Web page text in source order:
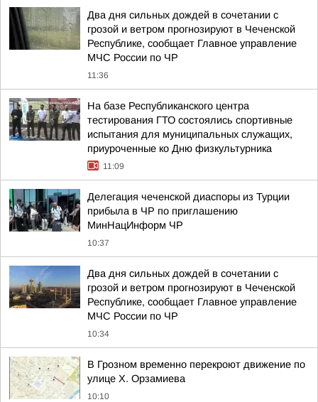
Два дня сильных дождей в сочетании с
грозой и ветром прогнозируют в Чеченской
Республике, сообщает Главное управление
МЧС России по ЧР
11:36
На базе Республиканского центра
тестирования ГТО состоялись спортивные
испытания для муниципальных служащих,
приуроченные ко Дню физкультурника
11:09
Делегация чеченской диаспоры из Турции
прибыла в ЧР по приглашению
МинНацИнформ ЧР
10:37
Два дня сильных дождей в сочетании с
грозой и ветром прогнозируют в Чеченской
Республике, сообщает Главное управление
МЧС России по ЧР
10:34
В Грозном временно перекроют движение по
улице Х. Орзамиева
10:10